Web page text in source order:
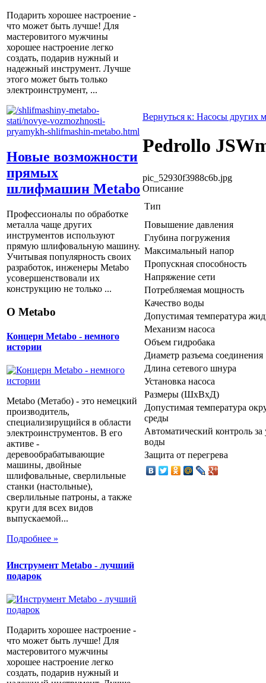
Подарить хорошее настроение -
что может быть лучше! Для
мастеровитого мужчины
хорошее настроение легко
создать, подарив нужный и
надежный инструмент. Лучше
этого может быть только
электроинструмент, ...
Новые возможности
прямых
шлифмашин Metabo
Профессионалы по обработке
металла чаще других
инструментов используют
прямую шлифовальную машину.
Учитывая популярность своих
разработок, инженеры Metabo
усовершенствовали их
конструкцию не только ...
О Metabo
Концерн Metabo - немного
истории
Metabo (Метабо) - это немецкий
производитель,
специализирущийся в области
электроинструментов. В его
активе -
деревообрабатывающие
машины, двойные
шлифовальные, сверлильные
станки (настольные),
сверлильные патроны, а также
круги для всех видов
выпускаемой...
Подробнее »
Инструмент Metabo - лучший
подарок
Подарить хорошее настроение -
что может быть лучше! Для
мастеровитого мужчины
хорошее настроение легко
создать, подарив нужный и
Вернуться к: Насосы других
Pedrollo
pic_52930f3988c6b.jpg
Описание
Тип
Повышение давления
Глубина погружения
Максимальный напор
Пропускная способность
Напряжение сети
Потребляемая мощность
Качество воды
Допустимая температура
Механизм насоса
Объем гидробака
Диаметр разъема соединения
Длина сетевого шнура
Установка насоса
Размеры (ШхВхД)
Допустимая температура
среды
Автоматический контроль за
воды
Защита от перегрева